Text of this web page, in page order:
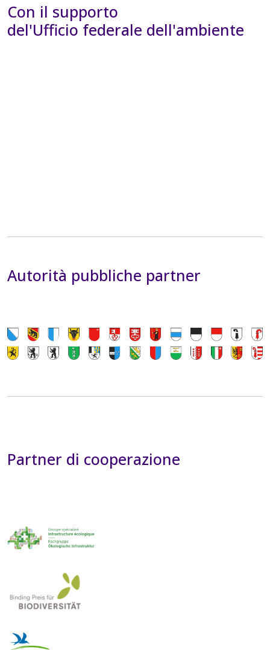
Con il supporto
del'Ufficio federale dell'ambiente
Autorità pubbliche partner
Partner di cooperazione